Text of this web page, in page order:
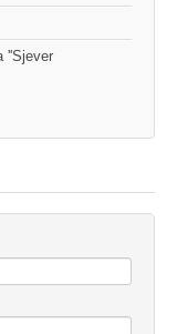
''Sjever